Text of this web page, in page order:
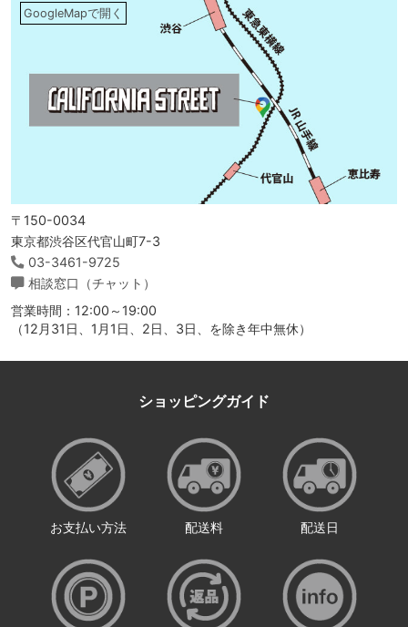
GoogleMapで開く
〒150-0034
東京都渋谷区代官山町7-3
03-3461-9725
相談窓口（チャット）
営業時間：12:00～19:00
（12月31日、1月1日、2日、3日、を除き年中無休）
ショッピングガイド
お支払い方法 配送料 配送日